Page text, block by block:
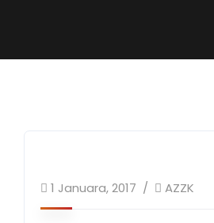
1 Januara, 2017 AZZK